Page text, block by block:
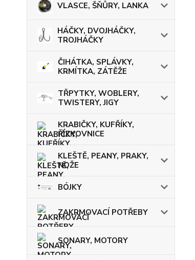
VLASCE, ŠŇŮRY, LANKA
HÁČKY, DVOJHÁČKY,
TROJHÁČKY
ČIHÁTKA, SPLÁVKY,
KRMÍTKA, ZÁTĚŽE
TŘPYTKY, WOBLERY,
TWISTERY, JIGY
KRABIČKY, KUFŘÍKY,
ŘÍZKOVNICE
KLEŠTĚ, PEANY, PRAKY,
NOŽE
BÓJKY
ZAKRMOVACÍ POTŘEBY
SONARY, MOTORY